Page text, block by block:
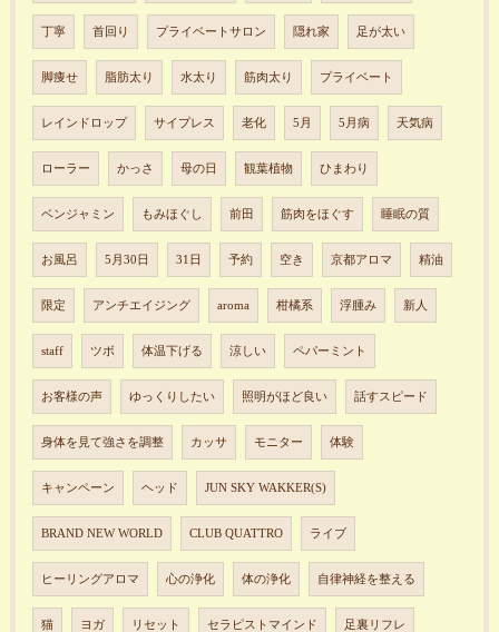
丁寧 首回り プライベートサロン 隠れ家 足が太い
脚痩せ 脂肪太り 水太り 筋肉太り プライベート
レインドロップ サイプレス 老化 5月 5月病 天気病
ローラー かっさ 母の日 観葉植物 ひまわり
ベンジャミン もみほぐし 前田 筋肉をほぐす 睡眠の質
お風呂 5月30日 31日 予約 空き 京都アロマ 精油
限定 アンチエイジング aroma 柑橘系 浮腫み 新人
staff ツボ 体温下げる 涼しい ペパーミント
お客様の声 ゆっくりしたい 照明がほど良い 話すスピード
身体を見て強さを調整 カッサ モニター 体験
キャンペーン ヘッド JUN SKY WAKKER(S)
BRAND NEW WORLD CLUB QUATTRO ライブ
ヒーリングアロマ 心の浄化 体の浄化 自律神経を整える
猫 ヨガ リセット セラピストマインド 足裏リフレ